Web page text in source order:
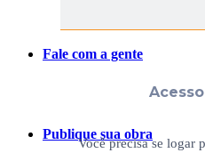
Fale com a gente
Publique sua obra
Você precisa se logar